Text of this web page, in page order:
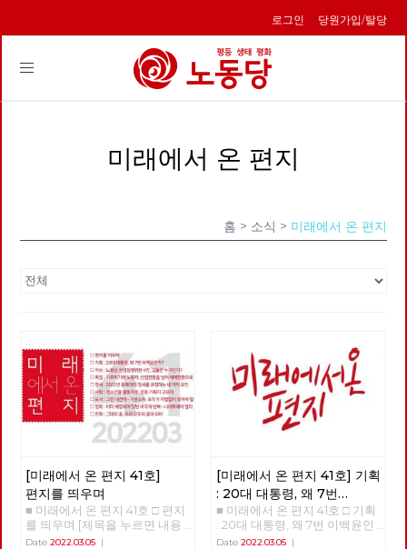
로그인 당원가입/탈당
Toggle
미래에서 온 편지
홈 > 소식 > 미래에서 온 편지
[미래에서 온 편지 41호]
편지를 띄우며
■ 미래에서 온 편지 41호 □ 편지
를 띄우며 [제목을 누르면 내용
을 볼 수 있습니다.] □ 편지를 띄
Date 2022.03.05 |
[미래에서 온 편지 41호] 기획
: 20대 대통령, 왜 7번
이백윤인가? (1)
■ 미래에서 온 편지 41호 □ 기획
: 20대 대통령, 왜 7번 이백윤인
가? >>>>>> 업로드 준비중
Date 2022.03.05|